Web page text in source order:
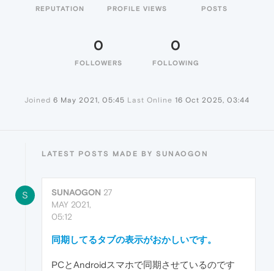
REPUTATION PROFILE VIEWS POSTS
0
FOLLOWERS
0
FOLLOWING
Joined 6 May 2021, 05:45 Last Online 16 Oct 2025, 03:44
LATEST POSTS MADE BY SUNAOGON
S SUNAOGON 27
MAY 2021,
05:12
同期してるタブの表示がおかしいです。
PCとAndroidスマホで同期させているのです